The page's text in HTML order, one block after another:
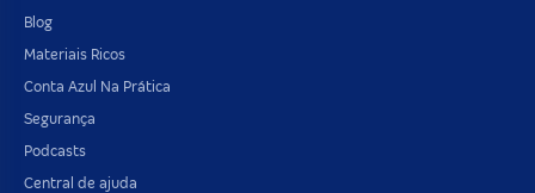
Blog
Materiais Ricos
Conta Azul Na Prática
Segurança
Podcasts
Central de ajuda